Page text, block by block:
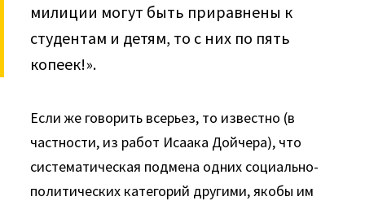
милиции могут быть приравнены к
студентам и детям, то с них по пять
копеек!».
Если же говорить всерьез, то известно (в
частности, из работ Исаака Дойчера), что
систематическая подмена одних социаль­но-
политических категорий другими, якобы им